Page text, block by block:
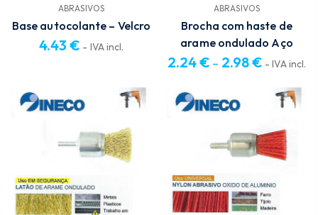
ABRASIVOS
Base autocolante – Velcro
4.43€ - IVA incl.
ABRASIVOS
Brocha com haste de
arame ondulado Aço
2.24€ – 2.98€
range:
2.24 €
- IVA incl.